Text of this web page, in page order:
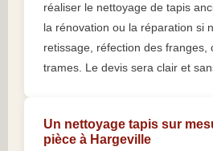
réaliser le nettoyage de tapis
la rénovation ou la réparation si
retissage, réfection des franges,
trames. Le devis sera clair et
Un nettoyage tapis sur
pièce à Hargeville